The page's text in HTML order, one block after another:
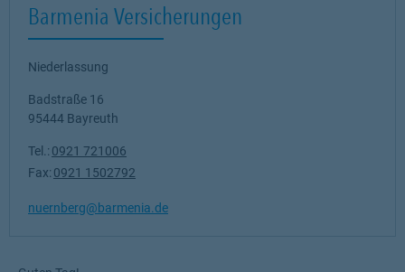
Barmenia Versicherungen
Niederlassung
Badstraße 16
95444 Bayreuth
Tel.: 0921 721006
Fax: 0921 1502792
nuernberg@barmenia.de